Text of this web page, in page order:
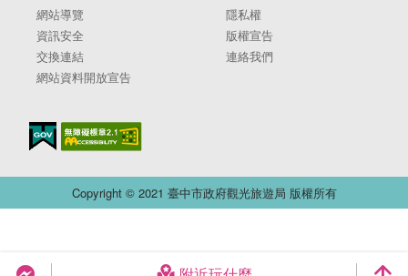
網站導覽
隱私權
資訊安全
版權宣告
交換連結
連絡我們
網站資料開放宣告
Copyright © 2021 臺中市政府觀光旅遊局 版權所有